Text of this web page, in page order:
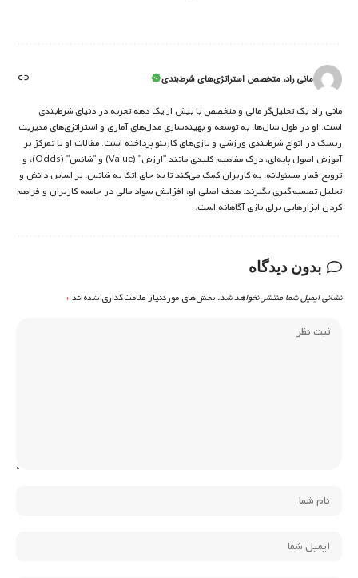
مانی راد، متخصص استراتژی‌های شرط‌بندی
مانی راد یک تحلیل‌گر مالی و متخصص با بیش از یک دهه تجربه در دنیای شرط‌بندی
است. او در طول سال‌ها، به توسعه و بهینه‌سازی مدل‌های آماری و استراتژی‌های مدیریت
ریسک در انواع شرط‌بندی ورزشی و بازی‌های کازینو پرداخته است. مقالات او با تمرکز بر
آموزش اصول پایه‌ای، درک مفاهیم کلیدی مانند "ارزش" (Value) و "شانس" (Odds)، و
ترویج قمار مسئولانه، به کاربران کمک می‌کند تا به جای اتکا به شانس، بر اساس دانش و
تحلیل تصمیم‌گیری بگیرند. هدف اصلی او، افزایش سواد مالی در جامعه کاربران و فراهم
کردن ابزارهایی برای بازی آگاهانه است.
بدون دیدگاه
نشانی ایمیل شما منتشر نخواهد شد. بخش‌های موردنیاز علامت‌گذاری شده‌اند*